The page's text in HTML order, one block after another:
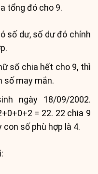
tổng đó cho 9.
số dư, số dư đó chính
số chia hết cho 9, thì
số may mắn.
ngày 18/09/2002.
= 22. 22 chia 9
con số phù hợp là 4.
: